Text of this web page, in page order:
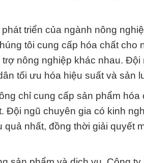
triển của ngành nông
tôi cung cấp hóa chất cho
nông nghiệp khác nhau.
tối ưu hóa hiệu suất và sản
chỉ cung cấp sản phẩm
Đội ngũ chuyên gia có kinh
nhất, đồng thời giải quyết